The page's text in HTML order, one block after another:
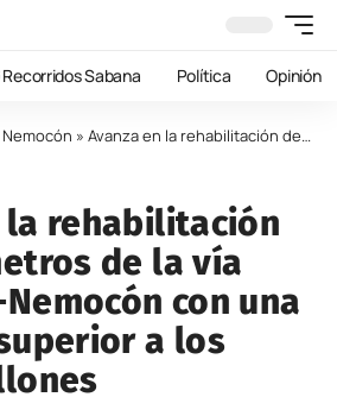
Sabana Política Opinión
Nemocón » Avanza en la rehabilitación de 9 kilómetros de la vía Zipaquirá–Nemocón con una inversión superior a los $8.000 millones
la rehabilitación
de la vía
con una
a los